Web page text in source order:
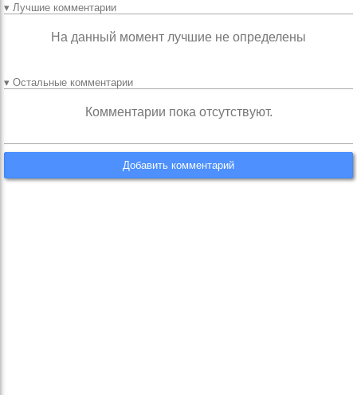
▾ Лучшие комментарии
На данный момент лучшие не определены
▾ Остальные комментарии
Комментарии пока отсутствуют.
Добавить комментарий